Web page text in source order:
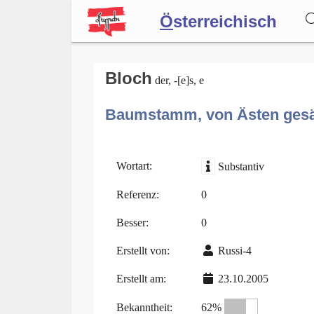
Österreichisch
Forum
Blog
Bloch der, -[e]s, e
Baumstamm, von Ästen
Wortart: Substantiv
Referenz: 0
Besser: 0
Erstellt von: Russi-4
Erstellt am: 23.10.2005
Bekanntheit: 62%